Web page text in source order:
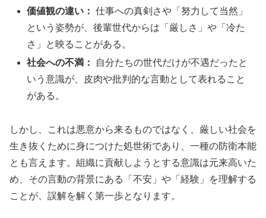
価値観の違い： 仕事への真剣さや「努力して当然」
という姿勢が、後輩世代からは「厳しさ」や「冷た
さ」と映ることがある。
社会への不満：
自分たちの世代だけが不遇だったと
いう意識が、皮肉や批判的な言動として表れること
がある。
しかし、これは悪意から来るものではなく、厳しい社会を
生き抜くために身につけた処世術であり、一種の防衛本能
とも言えます。組織に貢献しようとする意識は元来高いた
め、その言動の背景にある「不安」や「経験」を理解する
ことが、誤解を解く第一歩となります。